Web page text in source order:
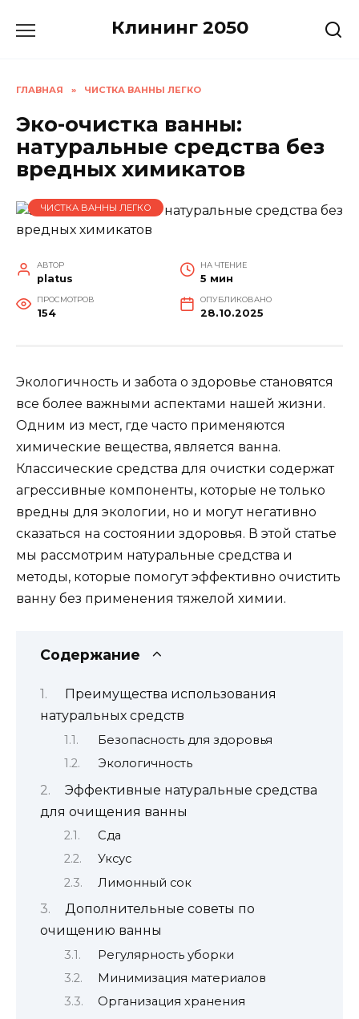
Клининг 2050
ГЛАВНАЯ » ЧИСТКА ВАННЫ ЛЕГКО
Эко-очистка ванны:
натуральные средства без
вредных химикатов
ЧИСТКА ВАННЫ ЛЕГКО
АВТОР
platus
НА ЧТЕНИЕ
5 мин
ПРОСМОТРОВ
154
ОПУБЛИКОВАНО
28.10.2025
Экологичность и забота о здоровье становятся
все более важными аспектами нашей жизни.
Одним из мест, где часто применяются
химические вещества, является ванна.
Классические средства для очистки содержат
агрессивные компоненты, которые не только
вредны для экологии, но и могут негативно
сказаться на состоянии здоровья. В этой статье
мы рассмотрим натуральные средства и
методы, которые помогут эффективно очистить
ванну без применения тяжелой химии.
Содержание
Преимущества использования
натуральных средств
Безопасность для здоровья
Экологичность
Эффективные натуральные средства
для очищения ванны
Сда
Уксус
Лимонный сок
Дополнительные советы по
очищению ванны
Регулярность уборки
Минимизация материалов
Организация хранения